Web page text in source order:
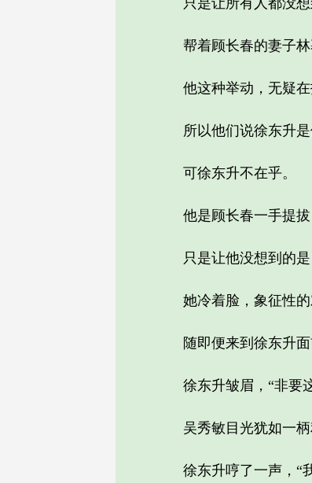
只是让所有人都没想
帮着顾长春的妻子林
他这种举动，无疑在
所以他们说徐东升是
可徐东升不在乎。
他是顾长春一手提拔
只是让他没想到的是
她冷着脸，象征性的
随即便来到徐东升面
徐东升皱眉，“非要
吴秀敏目光犹如一柄
徐东升哼了一声，“